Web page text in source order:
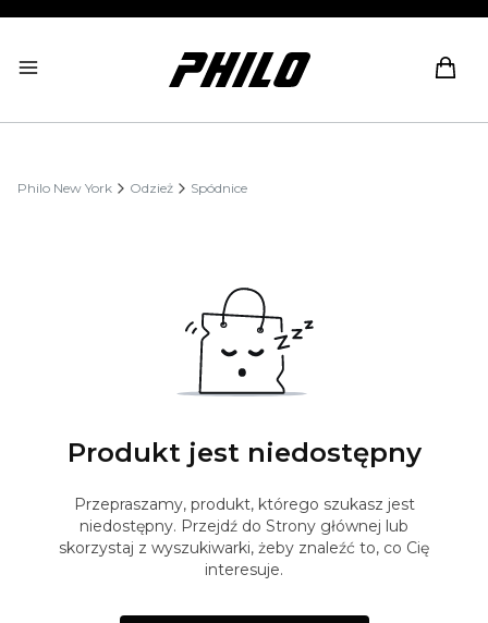
Philo New York Odzież Spódnice
Produkt jest niedostępny
Przepraszamy, produkt, którego szukasz jest
niedostępny. Przejdź do Strony głównej lub
skorzystaj z wyszukiwarki, żeby znaleźć to, co Cię
interesuje.